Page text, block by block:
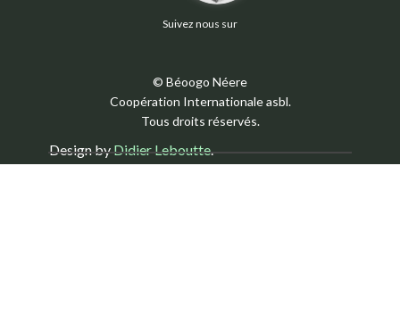
Suivez nous sur
© Béoogo Néere
Coopération Internationale asbl.
Tous droits réservés.
Design byDidier Leboutte.